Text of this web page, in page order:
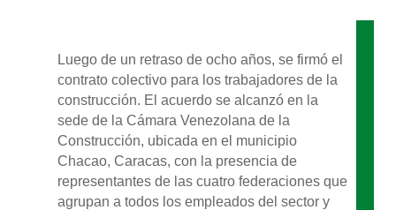
Luego de un retraso de ocho años, se firmó el
contrato colectivo para los trabajadores de la
construcción. El acuerdo se alcanzó en la
sede de la Cámara Venezolana de la
Construcción, ubicada en el municipio
Chacao, Caracas, con la presencia de
representantes de las cuatro federaciones que
agrupan a todos los empleados del sector y